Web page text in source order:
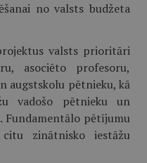
no valsts budžeta
valsts prioritāri
asociēto profesoru,
augstskolu pētnieku, kā
vadošo pētnieku un
Fundamentālo pētījumu
zinātnisko iestāžu